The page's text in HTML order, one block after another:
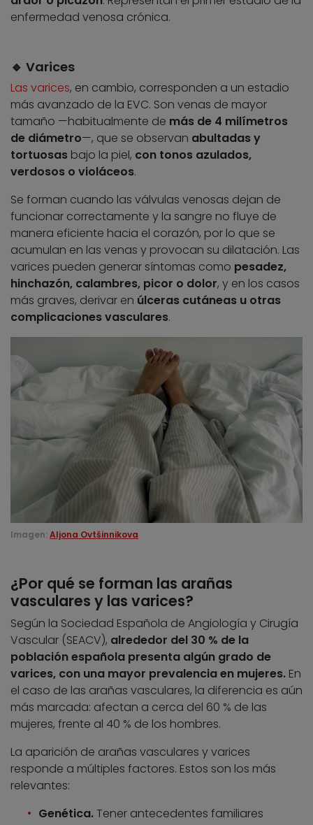
enfermedad venosa crónica.
🔹 Varices
Las varices, en cambio, corresponden a un estadio
más avanzado de la EVC. Son venas de mayor
tamaño —habitualmente de más de 4 milímetros
de diámetro—, que se observan abultadas y
tortuosas bajo la piel, con tonos azulados,
verdosos o violáceos.
Se forman cuando las válvulas venosas dejan de
funcionar correctamente y la sangre no fluye de
manera eficiente hacia el corazón, por lo que se
acumulan en las venas y provocan su dilatación. Las
varices pueden generar síntomas como pesadez,
hinchazón, calambres, picor o dolor, y en los casos
más graves, derivar en úlceras cutáneas u otras
complicaciones vasculares.
Imagen: Aljona Ovtšinnikova
¿Por qué se forman las arañas
vasculares y las varices?
Según la Sociedad Española de Angiología y Cirugía
Vascular (SEACV), alrededor del 30 % de la
población española presenta algún grado de
varices, con una mayor prevalencia en mujeres. En
el caso de las arañas vasculares, la diferencia es aún
más marcada: afectan a cerca del 60 % de las
mujeres, frente al 40 % de los hombres.
La aparición de arañas vasculares y varices
responde a múltiples factores. Estos son los más
relevantes:
Genética.Tener antecedentes familiares